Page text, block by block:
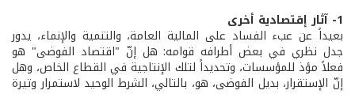
1­- آثار إقتصادية أخرى
بعيداً عن عبء الفساد على المالية العامة، والتنمية والإنماء، يدور
جدل نظري في بعض أطرافه قوامه: هل إنّ "اقتصاد الفوضى" هو
فعلاً مؤذ للمؤسسات، وتحديداً لتلك الإنتاجية في القطاع الخاص، وهل
إنّ الإستقرار، بديل الفوضى، هو، بالتالي، الشرط الوحيد لاستمرار وتيرة